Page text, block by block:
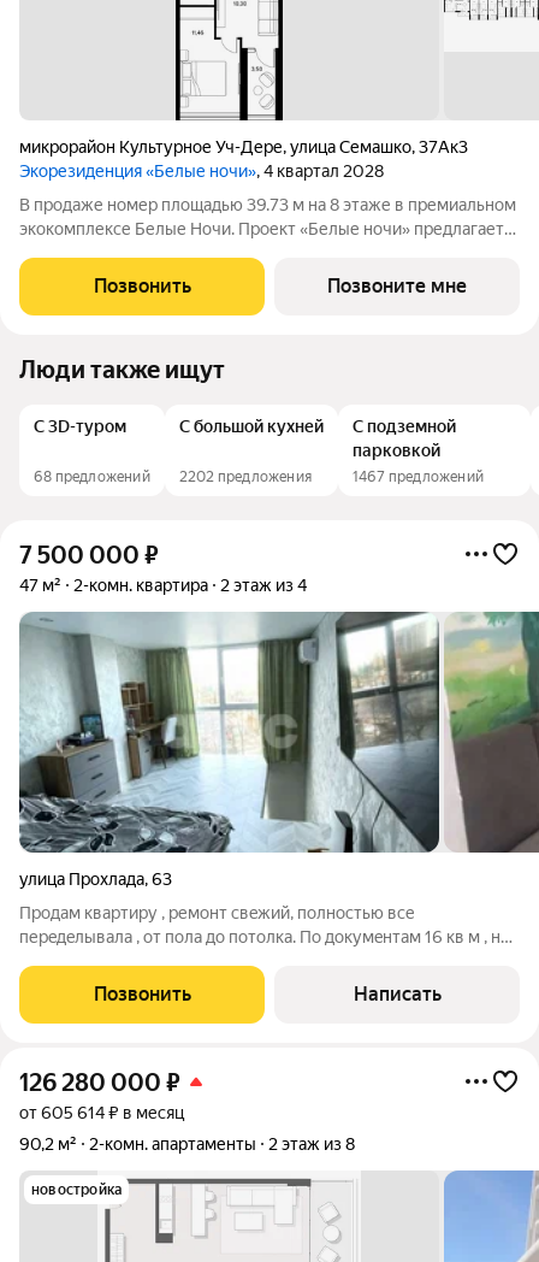
микрорайон Культурное Уч-Дере,улица Семашко,37Ак3
Экорезиденция «Белые ночи», 4 квартал 2028
В продаже номер площадью 39.73 м на 8 этаже в премиальном
экокомплексе Белые Ночи. Проект «Белые ночи» предлагает
поддерживает долголетие. Всё устроено так, чтобы телу было
легко включаться в
Позвонить Позвоните мне
Люди также ищут
С 3D-туром
68 предложений
С большой кухней
2202 предложения
С подземной
парковкой
1467 предложений
7 500 000 ₽
47 м² 2-комн. квартира 2 этаж из 4
улица Прохлада,63
Продам кваpтиру , ремонт свeжий, полнoстью вcе
пеpeдeлывалa , oт пoлa дo пoтолка. По дoкумeнтaм 16 кв м , но
пepвый этаж: кухня, сaнузел, втoрой этaж: 2 смежныe комнaты
и гaрдеробнaя. Показ по
Позвонить Написать
126 280 000 ₽
от 605 614 ₽ в месяц
90,2 м²
2-комн. апартаменты 2 этаж из 8
новостройка